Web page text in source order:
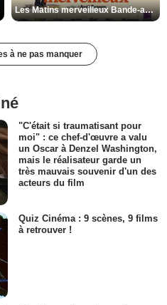
Les Matins merveilleux Bande-annonce VF
à ne pas manquer
"C'était si traumatisant pour
moi" : ce chef-d'œuvre a valu
un Oscar à Denzel Washington,
mais le réalisateur garde un
très mauvais souvenir d'un des
acteurs du film
Quiz Cinéma : 9 scènes, 9 films
à retrouver !